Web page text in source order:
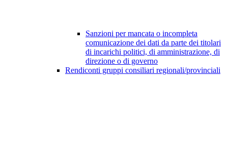
Sanzioni per mancata o incompleta
comunicazione dei dati da parte dei titolari
di incarichi politici, di amministrazione, di
direzione o di governo
Rendiconti gruppi consiliari regionali/provinciali